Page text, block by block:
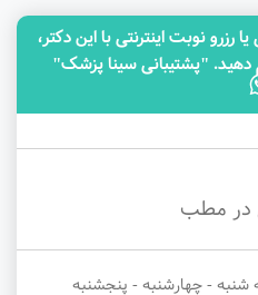
رزرو نوبت اینترنتی با این دکتر،
"09301810721" پیام دهید. "پشتیبانی سینا پزشک"
در مطب
- چهارشنبه - پنجشنبه